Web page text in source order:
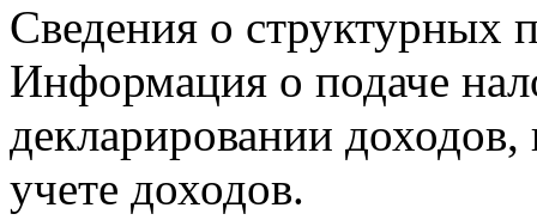
Сведения о структурных
Информация о подаче
декларировании доходов,
учете доходов.